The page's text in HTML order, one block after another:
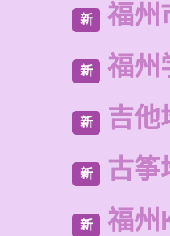
新 福州
新 福州
新 吉他
新 古筝
新 福州